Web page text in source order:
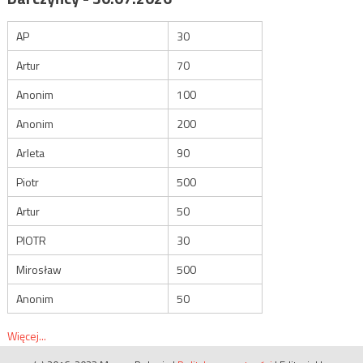
AP
30
Artur
70
Anonim
100
Anonim
200
Arleta
90
Piotr
500
Artur
50
PIOTR
30
Mirosław
500
Anonim
50
Więcej...